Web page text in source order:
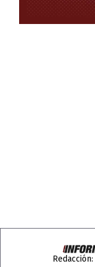
Redacción: